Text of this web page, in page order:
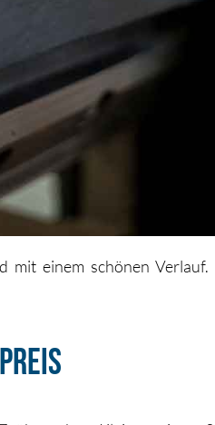
mit einem schönen Verlauf.